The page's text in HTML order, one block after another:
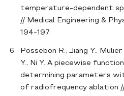
temperature-dependent
// Medical Engineering &
194-197.
Possebon R., Jiang Y.,
Y., Ni Y. A piecewise
determining parameters
of radiofrequency ablation